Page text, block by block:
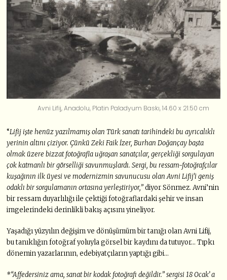
Avni Lifij, Anadolu, Platin Paladyum Baskı, 14.60 x 21.50 cm
“Lifij işte henüz yazılmamış olan Türk sanatı tarihindeki bu ayrıcalıklı
yerinin altını çiziyor. Çünkü Zeki Faik İzer, Burhan Doğançay başta
olmak üzere bizzat fotoğrafla uğraşan sanatçılar, gerçekliği sorgulayan
çok katmanlı bir görselliği savunmuşlardı. Sergi, bu ressam-fotoğrafçılar
kuşağının ilk üyesi ve modernizmin savunucusu olan Avni Lifij’i geniş
odaklı bir sorgulamanın ortasına yerleştiriyor,”diyor Sönmez. Avni’nin
bir ressam duyarlılığı ile çektiği fotoğraflardaki şehir ve insan
imgelerindeki derinlikli bakış açısını yineliyor.
Yaşadığı yüzyılın değişim ve dönüşümüm bir tanığı olan Avni Lifij,
bu tanıklığın fotoğraf yoluyla görsel bir kaydını da tutuyor… Tıpkı
dönemin yazarlarının, edebiyatçıların yaptığı gibi…
*“Affedersiniz ama, sanat bir kodak fotoğrafı değildir.” sergisi 18 Ocak’ a